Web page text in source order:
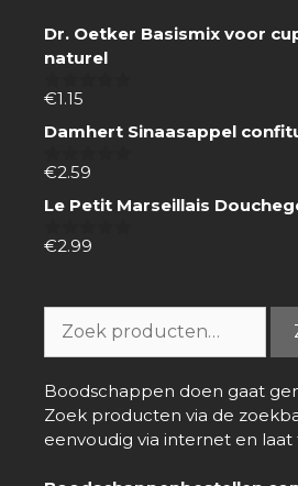
Dr. Oetker Basismix voor
naturel
0
5
€1.15
Damhert Sinaasappel
0
5
€2.59
Le Petit Marseillais
0
€2.99
naar:
Boodschappen doen gaat
Zoek producten via de
eenvoudig via internet en